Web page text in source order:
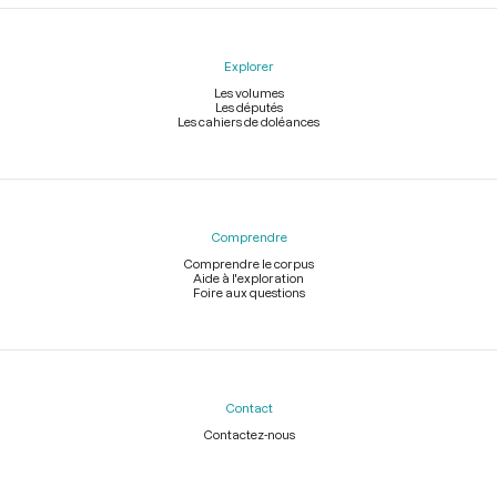
Explorer
Les volumes
Les députés
Les cahiers de doléances
Comprendre
Comprendre le corpus
Aide à l'exploration
Foire aux questions
Contact
Contactez-nous